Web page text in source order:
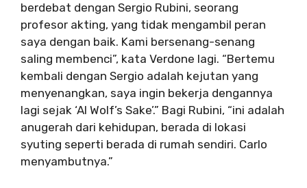
berdebat dengan Sergio Rubini, seorang
profesor akting, yang tidak mengambil peran
saya dengan baik. Kami bersenang-senang
saling membenci”, kata Verdone lagi. “Bertemu
kembali dengan Sergio adalah kejutan yang
menyenangkan, saya ingin bekerja dengannya
lagi sejak ‘Al Wolf’s Sake’.” Bagi Rubini, “ini adalah
anugerah dari kehidupan, berada di lokasi
syuting seperti berada di rumah sendiri. Carlo
menyambutnya.”